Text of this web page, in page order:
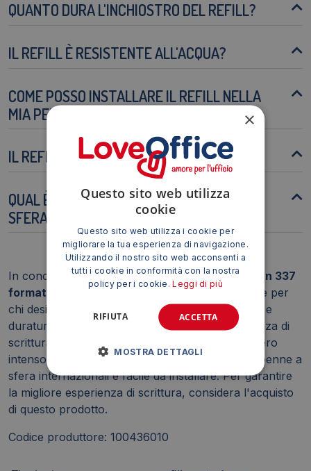
QUANTO DURA L'INCHIOSTRO DEL REFILL?
IL REFILL È RESISTENTE ALL'ACQUA?
COME POSSO INSTALLARE IL REFILL NELLA
MIA PENNA?
IL REFILL È DISPONIBILE IN ALTRI COLORI?
QUAL È LA DIFFERENZA TRA UN REFILL A
SFERA E UN REFILL ROLLERBALL?
In conclusione, ilRefill per penne a sfera Pelikan 337
formato internazionale M nero
è la scelta ideale per
chi desidera un prodotto di alta qualità, affidabile e
duraturo. Questo articolo garantisce un'esperienza di
scrittura fluida e piacevole, offrendo un tratto nero
intenso e preciso. È compatibile con numerose penne a
sfera internazionali e facile da installare. Per garantire
la migliore esperienza di scrittura, considera l'acquisto
di questo prodotto.
Codice produttore: 100436010
×
Questo sito web utilizza
cookie
Questo sito web utilizza i cookie per
migliorare la tua esperienza di navigazione.
Utilizzando il nostro sito web acconsenti a
tutti i cookie in conformità con la nostra
policy per i cookie.Leggi di più
ACCETTA
RIFIUTA
MOSTRA DETTAGLI